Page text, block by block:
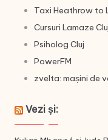
Taxi Heathrow to
Cursuri Lamaze
Psiholog Cluj
PowerFM
zvelta: mașini de
Vezi și: